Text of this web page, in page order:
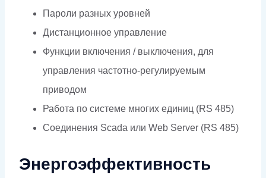
Пароли разных уровней
Дистанционное управление
Функции включения / выключения, для
управления частотно-регулируемым
приводом
Работа по системе многих единиц (RS 485)
Соединения Scada или Web Server (RS 485)
Энергоэффективность